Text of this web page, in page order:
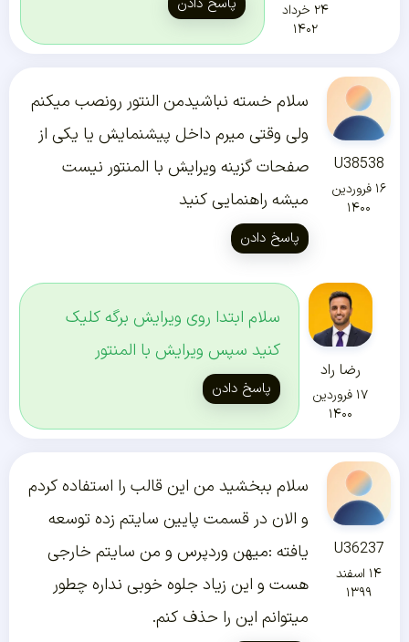
۲۴ خرداد
۱۴۰۲
U38538
۱۶ فروردین
۱۴۰۰
سلام خسته نباشیدمن النتور رونصب میکنم
ولی وقتی میرم داخل پیشنمایش یا یکی از
صفحات گزینه ویرایش با المنتور نیست
میشه راهنمایی کنید
پاسخ دادن
رضا راد
۱۷ فروردین
۱۴۰۰
سلام ابتدا روی ویرایش برگه کلیک
کنید سپس ویرایش با المنتور
پاسخ دادن
U36237
۱۴ اسفند
۱۳۹۹
سلام ببخشید من این قالب را استفاده کردم
و الان در قسمت پایین سایتم زده توسعه
یافته :میهن وردپرس و من سایتم خارجی
هست و این زیاد جلوه خوبی نداره چطور
میتوانم این را حذف کنم.